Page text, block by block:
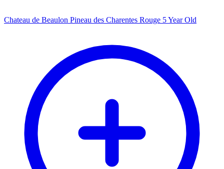
Chateau de Beaulon Pineau des Charentes Rouge 5 Year Old